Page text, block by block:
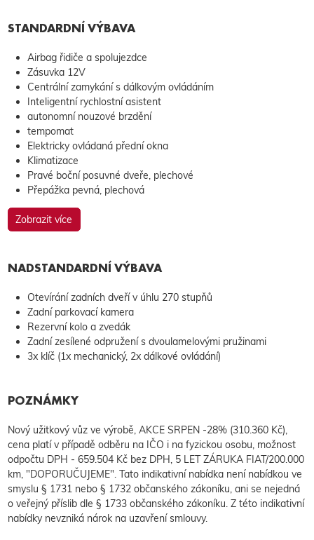
STANDARDNÍ VÝBAVA
Airbag řidiče a spolujezdce
Zásuvka 12V
Centrální zamykání s dálkovým ovládáním
Inteligentní rychlostní asistent
autonomní nouzové brzdění
tempomat
Elektricky ovládaná přední okna
Klimatizace
Pravé boční posuvné dveře, plechové
Přepážka pevná, plechová
Zobrazit více
NADSTANDARDNÍ VÝBAVA
Otevírání zadních dveří v úhlu 270 stupňů
Zadní parkovací kamera
Rezervní kolo a zvedák
Zadní zesílené odpružení s dvoulamelovými pružinami
3x klíč (1x mechanický, 2x dálkové ovládání)
POZNÁMKY
Nový užitkový vůz ve výrobě, AKCE SRPEN -28% (310.360 Kč),
cena platí v případě odběru na IČO i na fyzickou osobu, možnost
odpočtu DPH - 659.504 Kč bez DPH, 5 LET ZÁRUKA FIAT/200.000
km, "DOPORUČUJEME". Tato indikativní nabídka není nabídkou ve
smyslu § 1731 nebo § 1732 občanského zákoníku, ani se nejedná
o veřejný příslib dle § 1733 občanského zákoníku. Z této indikativní
nabídky nevzniká nárok na uzavření smlouvy.